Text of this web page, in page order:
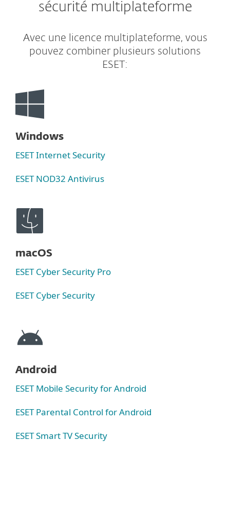
sécurité multiplateforme
Avec une licence multiplateforme, vous
pouvez combiner plusieurs solutions
ESET:
Windows
ESET Internet Security
ESET NOD32 Antivirus
macOS
ESET Cyber Security Pro
ESET Cyber Security
Android
ESET Mobile Security for Android
ESET Parental Control for Android
ESET Smart TV Security